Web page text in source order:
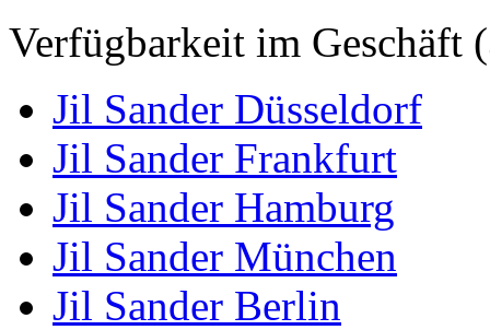
Verfügbarkeit im Geschäft
Jil Sander Düsseldorf
Jil Sander Frankfurt
Jil Sander Hamburg
Jil Sander München
Jil Sander Berlin